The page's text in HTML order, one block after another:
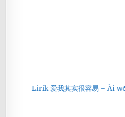
Lirik 爱我其实很容易 – Ài